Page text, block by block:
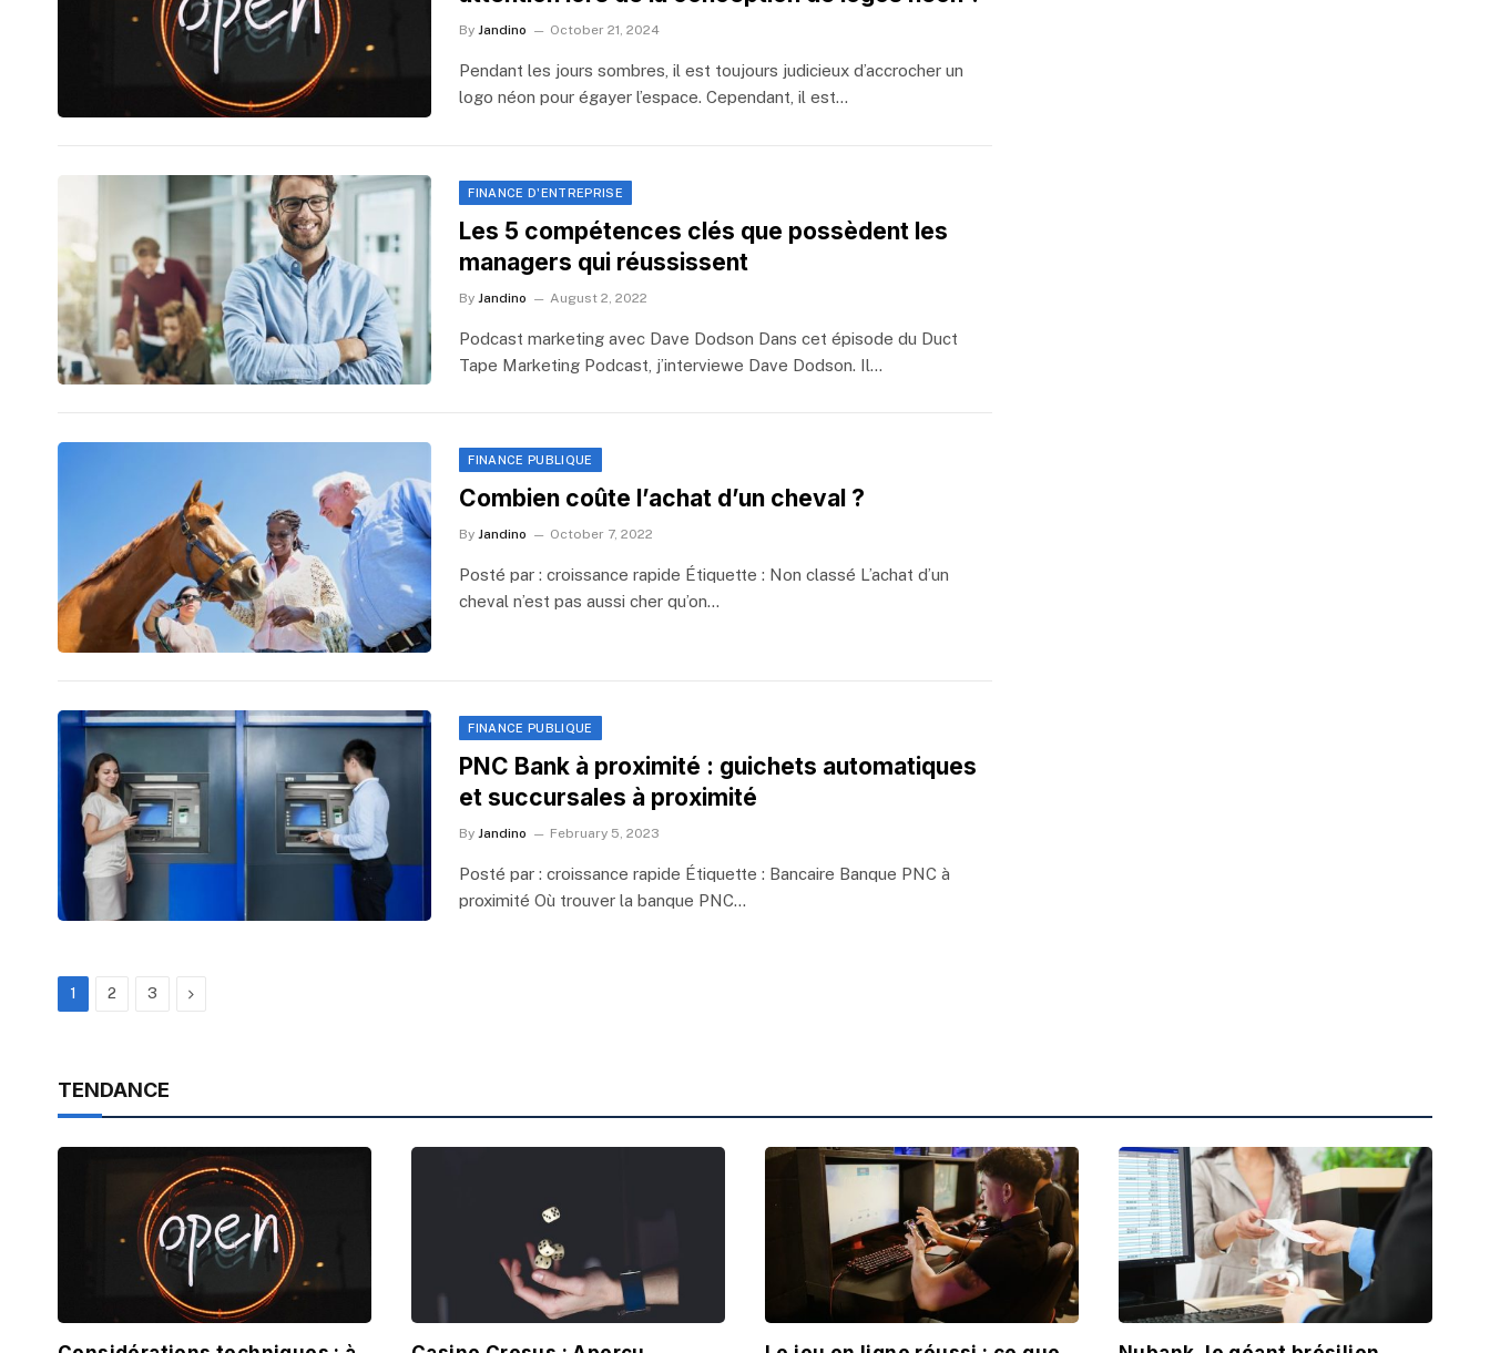
By Jandino October 21, 2024
Pendant les jours sombres, il est toujours judicieux d’accrocher un
logo néon pour égayer l’espace. Cependant, il est…
FINANCE D'ENTREPRISE
Les 5 compétences clés que possèdent les
managers qui réussissent
By Jandino August 2, 2022
Podcast marketing avec Dave Dodson Dans cet épisode du Duct
Tape Marketing Podcast, j’interviewe Dave Dodson. Il…
FINANCE PUBLIQUE
Combien coûte l’achat d’un cheval ?
By Jandino October 7, 2022
Posté par : croissance rapide Étiquette : Non classé L’achat d’un
cheval n’est pas aussi cher qu’on…
FINANCE PUBLIQUE
PNC Bank à proximité : guichets automatiques
et succursales à proximité
By Jandino February 5, 2023
Posté par : croissance rapide Étiquette : Bancaire Banque PNC à
proximité Où trouver la banque PNC…
1 2 3 Next
TENDANCE